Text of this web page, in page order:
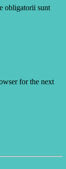
obligatorii sunt
for the next